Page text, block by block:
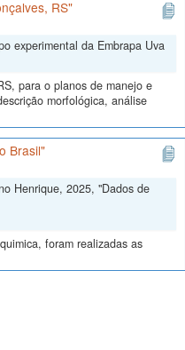
RS"
experimental da Embrapa Uva
para o planos de manejo e
morfológica, análise
Brasil"
Henrique, 2025, "Dados de
foram realizadas as